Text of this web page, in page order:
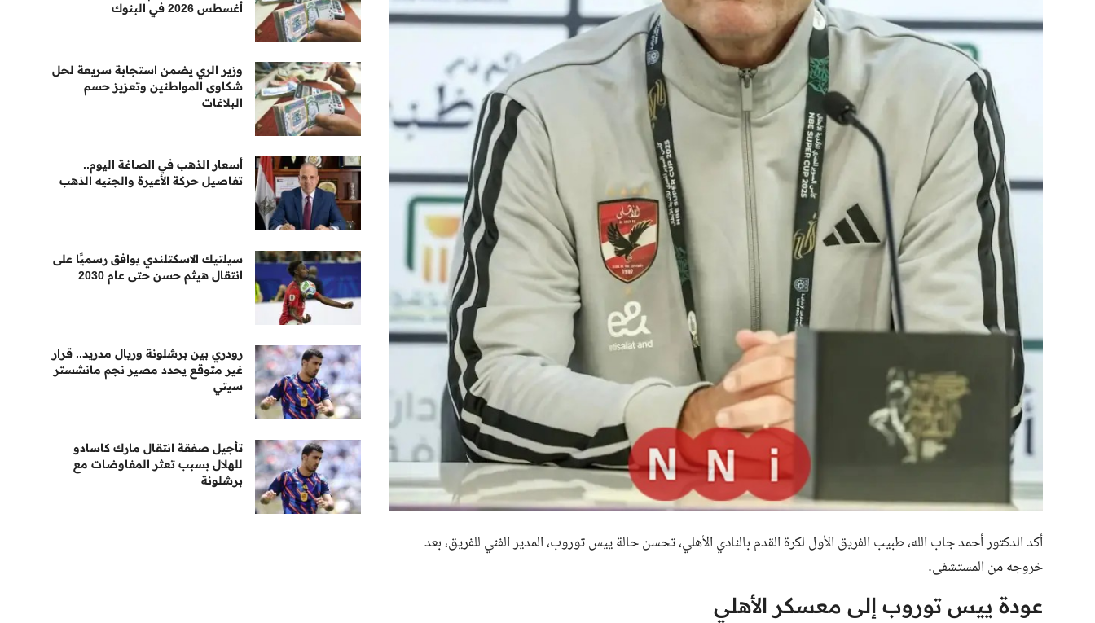
أكد الدكتور أحمد جاب الله، طبيب الفريق الأول لكرة القدم بالنادي الأهلي، تحسن حالة ييس توروب، المدير الفني للفريق، بعد
خروجه من المستشفى.
عودة ييس توروب إلى معسكر الأهلي
أغسطس 2026 في البنوك
وزير الري يضمن استجابة سريعة لحل
شكاوى المواطنين وتعزيز حسم
البلاغات
أسعار الذهب في الصاغة اليوم..
تفاصيل حركة الأعيرة والجنيه الذهب
سيلتيك الاسكتلندي يوافق رسميًا على
انتقال هيثم حسن حتى عام 2030
رودري بين برشلونة وريال مدريد.. قرار
غير متوقع يحدد مصير نجم مانشستر
سيتي
تأجيل صفقة انتقال مارك كاسادو
للهلال بسبب تعثر المفاوضات مع
برشلونة